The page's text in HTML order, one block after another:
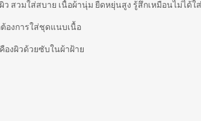
สวมใส่สบาย เนื้อผ้านุ่ม ยืดหยุ่นสูง รู้สึกเหมือนไม่ได้
องการใส่ชุดแนบเนื้อ
องผิวด้วยซับในผ้าฝ้าย